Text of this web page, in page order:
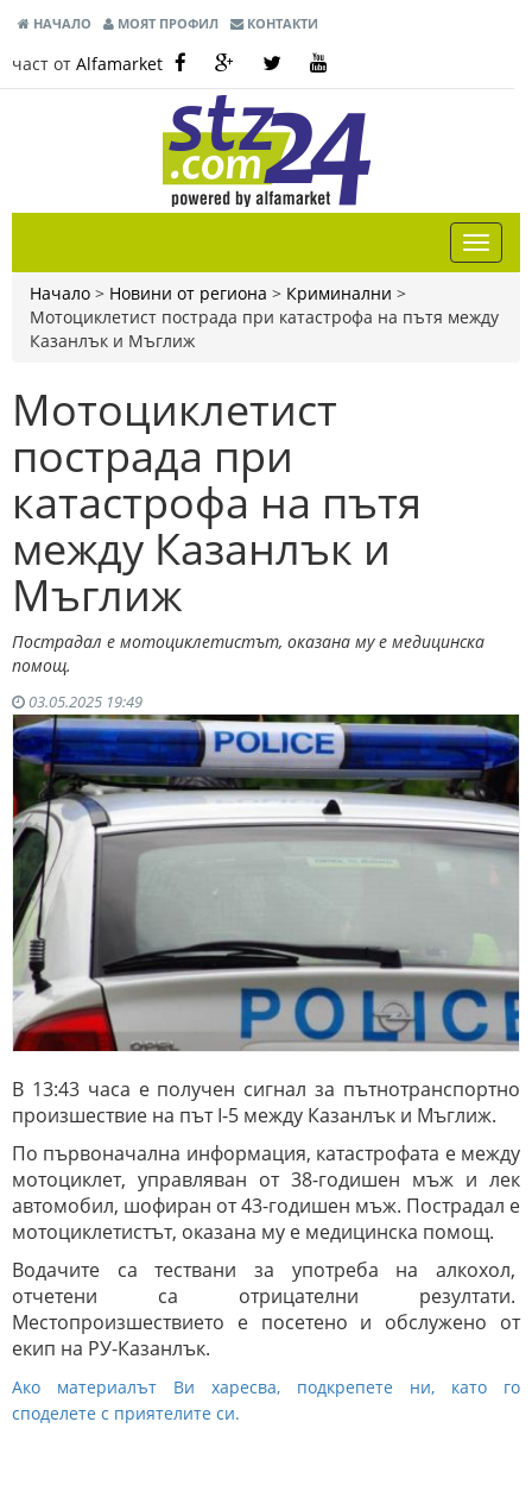
НАЧАЛО МОЯТ ПРОФИЛ КОНТАКТИ
част от Alfamarket
Начало > Новини от региона > Криминални >
Мотоциклетист пострада при катастрофа на пътя между
Казанлък и Мъглиж
Мотоциклетист
пострада при
катастрофа на пътя
между Казанлък и
Мъглиж
Пострадал е мотоциклетистът, оказана му е медицинска
помощ.
03.05.2025 19:49
В 13:43 часа е получен сигнал за пътнотранспортно
произшествие на път I-5 между Казанлък и Мъглиж.
По първоначална информация, катастрофата е между
мотоциклет, управляван от 38-годишен мъж и лек
автомобил, шофиран от 43-годишен мъж. Пострадал е
мотоциклетистът, оказана му е медицинска помощ.
Водачите са тествани за употреба на алкохол,
отчетени са отрицателни резултати.
Местопроизшествието е посетено и обслужено от
екип на РУ-Казанлък.
Ако материалът Ви харесва, подкрепете ни, като го
споделете с приятелите си.